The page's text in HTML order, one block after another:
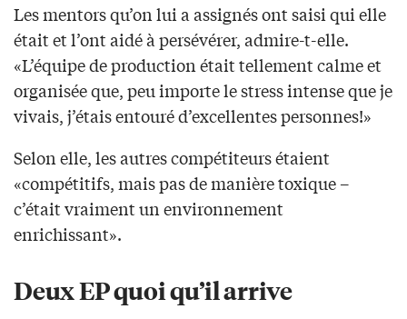
Les mentors qu’on lui a assignés ont saisi qui elle
était et l’ont aidé à persévérer, admire-t-elle.
«L’équipe de production était tellement calme et
organisée que, peu importe le stress intense que je
vivais, j’étais entouré d’excellentes personnes!»
Selon elle, les autres compétiteurs étaient
«compétitifs, mais pas de manière toxique –
c’était vraiment un environnement
enrichissant».
Deux EP quoi qu’il arrive